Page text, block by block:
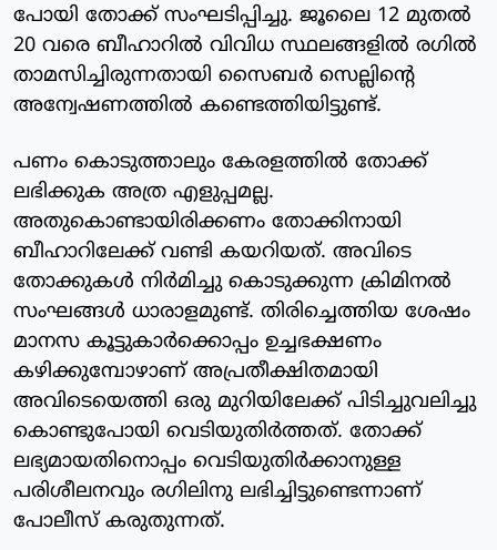
പോയി തോക്ക് സംഘടിപ്പിച്ചു. ജൂലൈ 12 മുതല്‍
20 വരെ ബീഹാറില്‍ വിവിധ സ്ഥലങ്ങളില്‍ രഗില്‍
താമസിച്ചിരുന്നതായി സൈബര്‍ സെല്ലിന്റെ
അന്വേഷണത്തില്‍ കണ്ടെത്തിയിട്ടുണ്ട്.
പണം കൊടുത്താലും കേരളത്തില്‍ തോക്ക്
ലഭിക്കുക അത്ര എളുപ്പമല്ല.
അതുകൊണ്ടായിരിക്കണം തോക്കിനായി
ബീഹാറിലേക്ക് വണ്ടി കയറിയത്. അവിടെ
തോക്കുകള്‍ നിര്‍മിച്ചു കൊടുക്കുന്ന ക്രിമിനല്‍
സംഘങ്ങള്‍ ധാരാളമുണ്ട്. തിരിച്ചെത്തിയ ശേഷം
മാനസ കൂട്ടുകാര്‍ക്കൊപ്പം ഉച്ചഭക്ഷണം
കഴിക്കുമ്പോഴാണ് അപ്രതീക്ഷിതമായി
അവിടെയെത്തി ഒരു മുറിയിലേക്ക് പിടിച്ചുവലിച്ചു
കൊണ്ടുപോയി വെടിയുതിര്‍ത്തത്. തോക്ക്
ലഭ്യമായതിനൊപ്പം വെടിയുതിര്‍ക്കാനുള്ള
പരിശീലനവും രഗിലിനു ലഭിച്ചിട്ടുണ്ടെന്നാണ്
പോലീസ് കരുതുന്നത്.